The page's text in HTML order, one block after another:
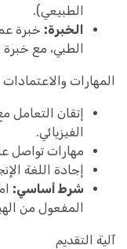
الطبيعي).
الخبرة: خبرة
الطبي، مع خبرة
المهارات والاعتمادات
إتقان التعامل
الفيزيائي.
مهارات تواصل
إجادة اللغة
شرط أساسي:
المفعول من
آلية التقديم